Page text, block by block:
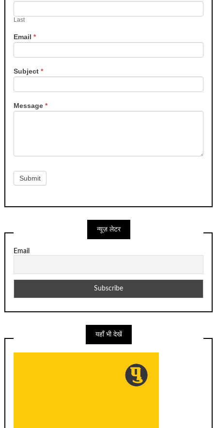
Last
Email*
Subject*
Message*
Submit
न्यूज़ लेटर
Email
यहाँ भी देखें